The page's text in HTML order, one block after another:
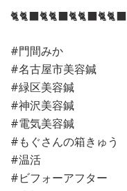
🐈🐈‍⬛🐈🐈‍⬛🐈🐈‍⬛🐈🐈‍⬛
#門間みか
#名古屋市美容鍼
#緑区美容鍼
#神沢美容鍼
#電気美容鍼
#もぐさんの箱きゅう
#温活
#ビフォーアフター